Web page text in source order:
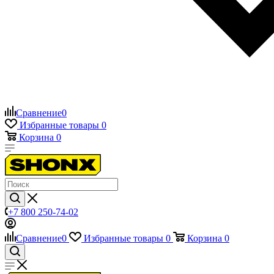
Сравнение0
Избранные товары 0
Корзина 0
+7 800 250-74-02
Сравнение0 Избранные товары 0 Корзина 0